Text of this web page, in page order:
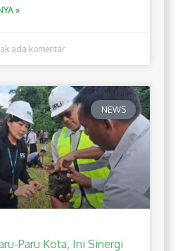
»
ada komentar
NEWS
Paru Kota, Ini Sinergi